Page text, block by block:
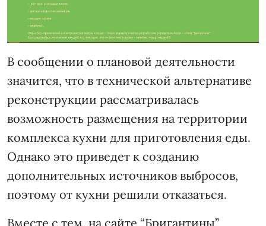
В сообщении о плановой деятельности
значится, что в технической альтернативе
реконструкции рассматривалась
возможность размещения на территории
комплекса кухни для приготовления еды.
Однако это приведет к созданию
дополнительных источников выбросов,
поэтому от кухни решили отказаться.
Вместе с тем, на сайте “Бригантины”